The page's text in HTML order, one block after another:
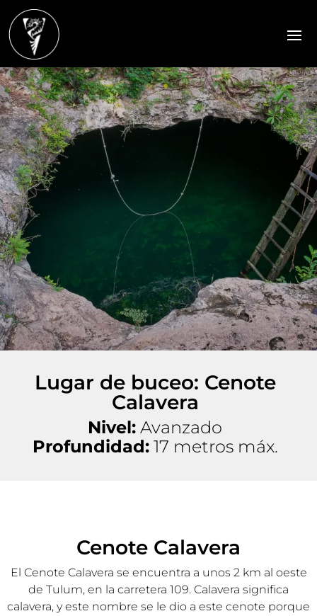
Lugar de buceo: Cenote
Calavera
Nivel: Avanzado
Profundidad:17 metros máx.
Cenote Calavera
El Cenote Calavera se encuentra a unos 2 km al oeste
de Tulum, en la carretera 109. Calavera significa
calavera, y este nombre se le dio a este cenote porque